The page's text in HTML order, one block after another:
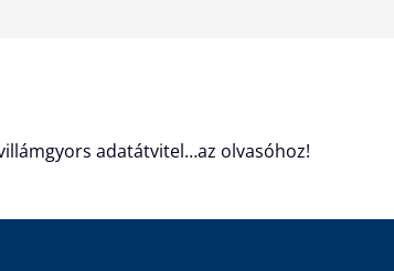
villámgyors adatátvitel…az olvasóhoz!